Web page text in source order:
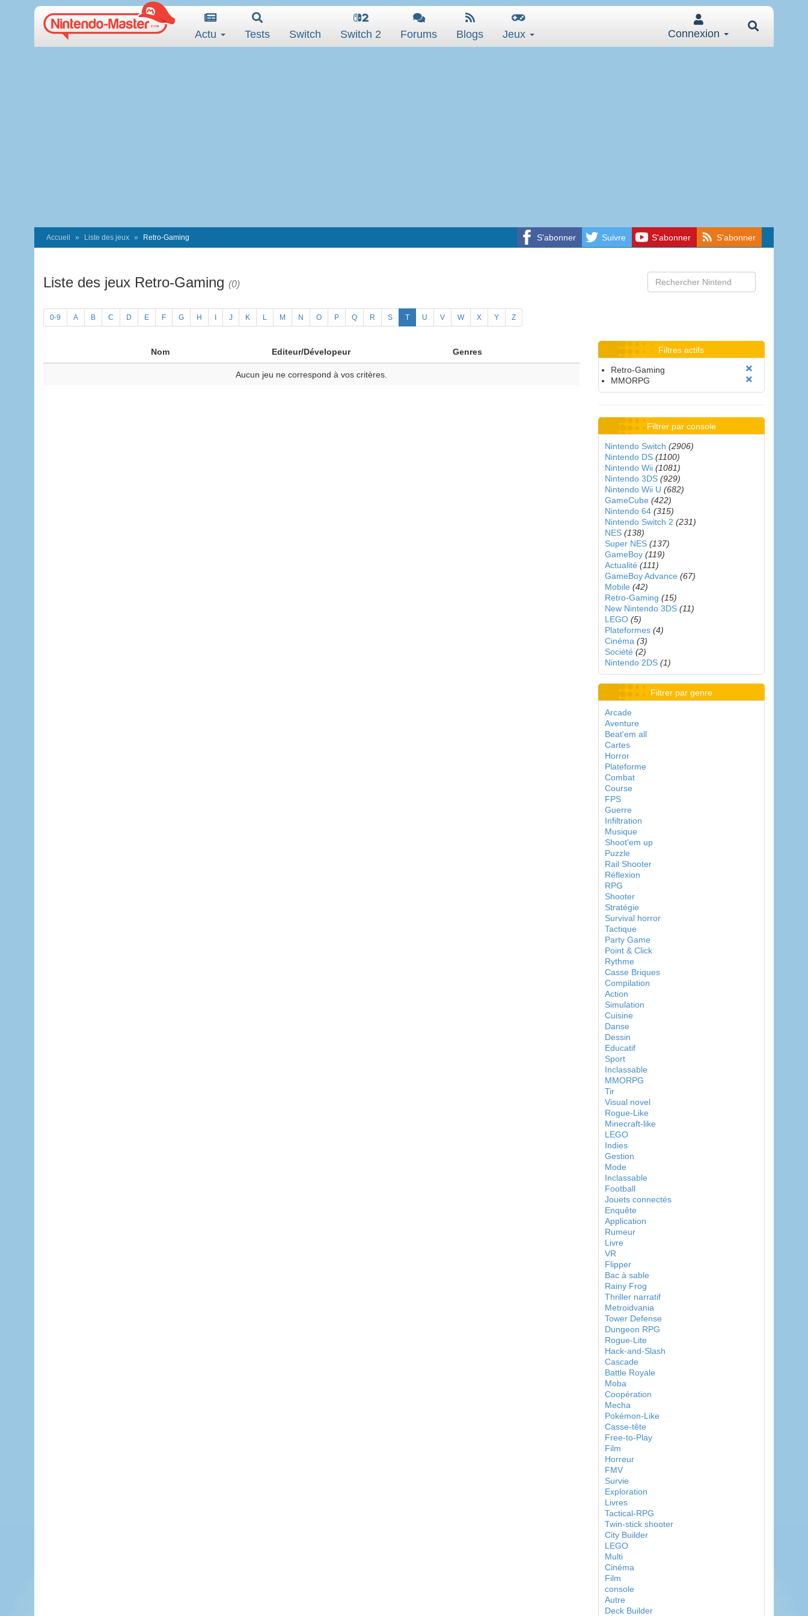
Actu Tests Switch Switch 2 Forums Blogs Jeux Connexion
S'abonner Suivre S'abonner S'abonner
Accueil Liste des jeux Retro-Gaming
Liste des jeux Retro-Gaming (0)
0-9 A B C D E F G H J K L M N O P Q R S T U V W X Y Z
Nom Editeur/Dévelopeur Genres
Aucun jeu ne correspond à vos critères.
Filtres actifs
Retro-Gaming
MMORPG
Filtrer par console
Nintendo Switch (2906)
Nintendo DS (1100)
Nintendo Wii (1081)
Nintendo 3DS (929)
Nintendo Wii U (682)
GameCube (422)
Nintendo 64 (315)
Nintendo Switch 2 (231)
NES (138)
Super NES (137)
GameBoy (119)
Actualité (111)
GameBoy Advance (67)
Mobile (42)
Retro-Gaming (15)
New Nintendo 3DS (11)
LEGO (5)
Plateformes (4)
Cinéma (3)
Société (2)
Nintendo 2DS (1)
Filtrer par genre
Arcade
Aventure
Beat'em all
Cartes
Horror
Plateforme
Combat
Course
FPS
Guerre
Infiltration
Musique
Shoot'em up
Puzzle
Rail Shooter
Réflexion
RPG
Shooter
Stratégie
Survival horror
Tactique
Party Game
Point & Click
Rythme
Casse Briques
Compilation
Action
Simulation
Cuisine
Danse
Dessin
Educatif
Sport
Inclassable
MMORPG
Tir
Visual novel
Rogue-Like
Minecraft-like
LEGO
Indies
Gestion
Mode
Inclassable
Football
Jouets connectés
Enquête
Application
Rumeur
Livre
VR
Flipper
Bac à sable
Rainy Frog
Thriller narratif
Metroidvania
Tower Defense
Dungeon RPG
Rogue-Lite
Hack-and-Slash
Cascade
Battle Royale
Moba
Coopération
Mecha
Pokémon-Like
Casse-tête
Free-to-Play
Film
Horreur
FMV
Survie
Exploration
Livres
Tactical-RPG
Twin-stick shooter
City Builder
LEGO
Multi
Cinéma
Film
console
Autre
Deck Builder